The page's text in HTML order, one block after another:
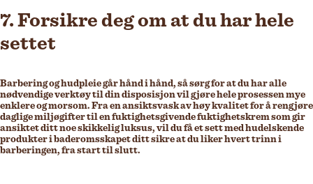
7. Forsikre deg om at du har hele
settet
Barbering og hudpleie går hånd i hånd, så sørg for at du har alle
nødvendige verktøy til din disposisjon vil gjøre hele prosessen mye
enklere og morsom. Fra en ansiktsvask av høy kvalitet for å rengjøre
daglige miljøgifter til en fuktighetsgivende fuktighetskrem som gir
ansiktet ditt noe skikkelig luksus, vil du få et sett med hudelskende
produkter i baderomsskapet ditt sikre at du liker hvert trinn i
barberingen, fra start til slutt.